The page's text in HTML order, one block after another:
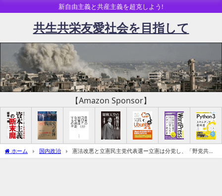
新自由主義と共産主義を超克しよう!
共生共栄友愛社会を目指して
【Amazon Sponsor】
ホーム 国内政治
憲法改悪と立憲民主党代表選ー立憲は分党し、「野党共闘
派」はれいわと合党も